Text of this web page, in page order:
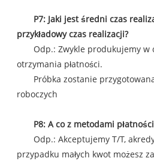
P7: Jaki jest średni czas
przykładowy czas realizacji?
Odp.: Zwykle produkujemy w
otrzymania płatności.
Próbka zostanie
roboczych
P8: A co z metodami
Odp.: Akceptujemy T/T,
przypadku małych kwot możesz